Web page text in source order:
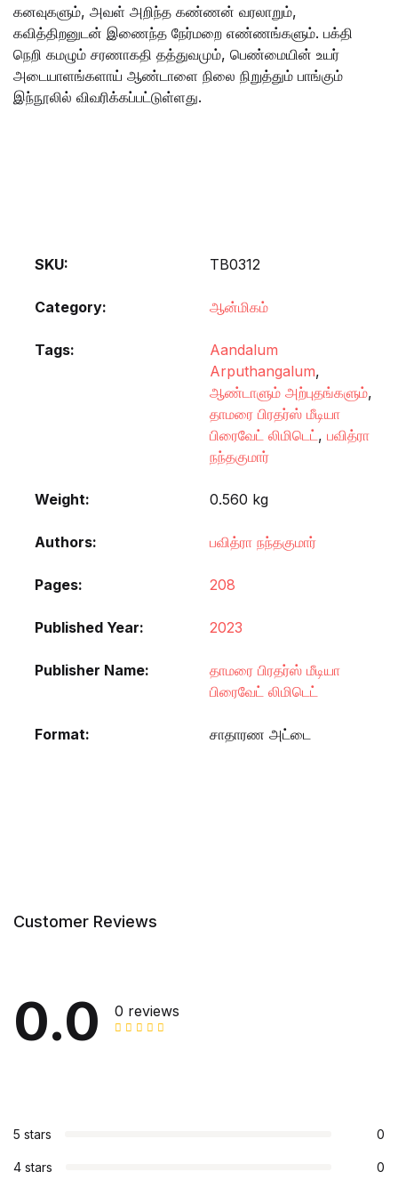
கனவுகளும், அவள் அறிந்த கண்ணன் வரலாறும்,
கவித்திறனுடன் இணைந்த நேர்மறை எண்ணங்களும். பக்தி
நெறி கமழும் சரணாகதி தத்துவமும், பெண்மையின் உயர்
அடையாளங்களாய் ஆண்டாளை நிலை நிறுத்தும் பாங்கும்
இந்நூலில் விவரிக்கப்பட்டுள்ளது.
SKU: TB0312
Category: ஆன்மிகம்
Tags:
Aandalum
Arputhangalum,
ஆண்டாளும் அற்புதங்களும்,
தாமரை பிரதர்ஸ் மீடியா
பிரைவேட் லிமிடெட் , பவித்ரா
நந்தகுமார்
Weight 0.560 kg
Authors பவித்ரா நந்தகுமார்
Pages 208
Published Year 2023
Publisher Name
தாமரை பிரதர்ஸ் மீடியா
பிரைவேட் லிமிடெட்
Format சாதாரண அட்டை
Customer Reviews
0.0 0 reviews
5 stars 0
4 stars 0